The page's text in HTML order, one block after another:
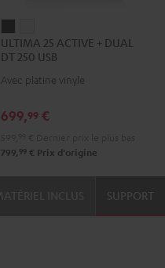
25
ACTIVE
+
DT
USB
25
ACTIVE
+
DT
USB
ULTIMA 25 ACTIVE + DUAL
DT 250 USB
Avec platine vinyle
699,99 €
799, 99 € Prix d'origine
SUPPORT